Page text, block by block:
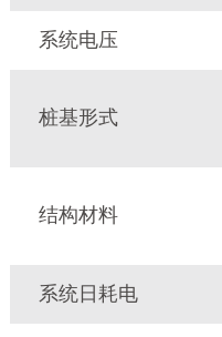
系统电压
桩基形式
结构材料
系统日耗电